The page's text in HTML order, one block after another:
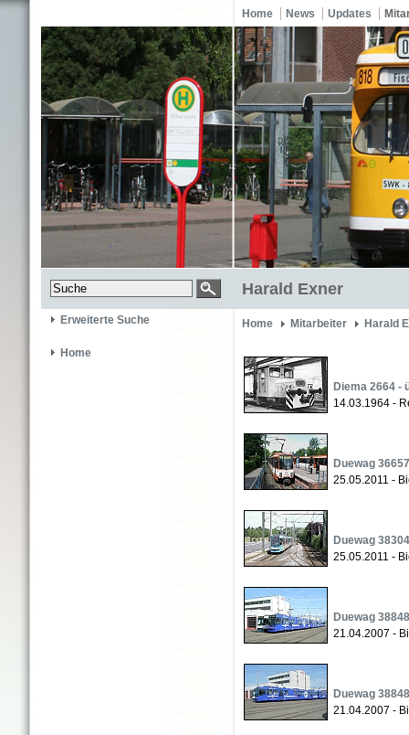
Home News Updates
Harald Exner
Erweiterte Suche
Home
Home Mitarbeiter Harald
Diema 2664 -
14.03.1964 -
Duewag
25.05.2011 -
Duewag
25.05.2011 -
Duewag
21.04.2007 -
Duewag
21.04.2007 -